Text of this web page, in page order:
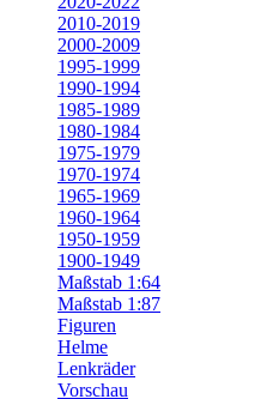
2010-2019
2000-2009
1995-1999
1990-1994
1985-1989
1980-1984
1975-1979
1970-1974
1965-1969
1960-1964
1950-1959
1900-1949
Maßstab 1:64
Maßstab 1:87
Figuren
Helme
Lenkräder
Vorschau